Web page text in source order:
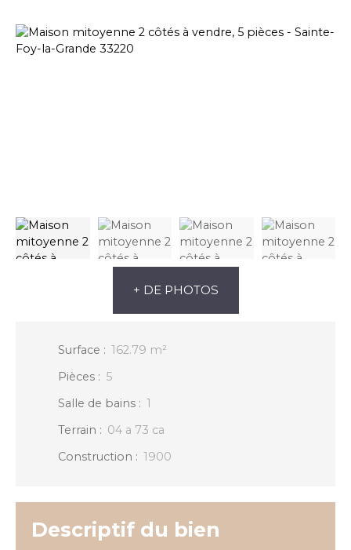
+ DE PHOTOS
Surface : 162.79 m²
Pièces : 5
Salle de bains : 1
Terrain : 04 a 73 ca
Construction : 1900
Descriptif du bien